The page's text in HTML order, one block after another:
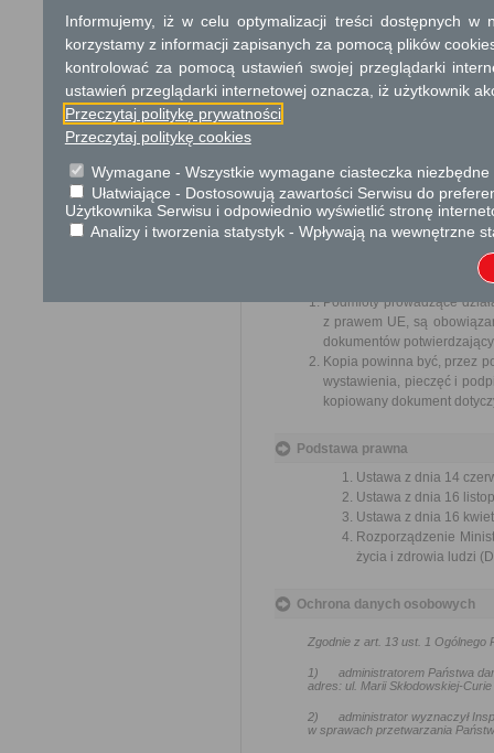
od opłat.
Skargi i wnioski
Przedmiotem wniosku
usprawnienie pracy i
Organ właściwy dla
miesiąca.
Podmioty prowadzące
z prawem UE, są
dokumentów
Kopia powinna być, przez
wystawienia, pieczęć i
kopiowany dokument
Podstawa prawna
Ustawa z dnia 14
Ustawa z dnia 16
Ustawa z dnia 16
Rozporządzenie
życia i zdrowia ludzi
Ochrona danych osobowych
Zgodnie z art. 13 ust. 1 Ogólnego
1) administratorem Państwa
adres: ul. Marii Skłodowskiej-
2) administrator wyznaczył
w sprawach przetwarzania
Informujemy, iż w celu optymalizacji treści dostępnych w
korzystamy z informacji zapisanych za pomocą plików
kontrolować za pomocą ustawień swojej przeglądarki
ustawień przeglądarki internetowej oznacza, iż użytkownik
Przeczytaj politykę prywatności
Przeczytaj politykę cookies
Wymagane - Wszystkie wymagane ciasteczka
Ułatwiające - Dostosowują zawartości Serwisu do
Użytkownika Serwisu i odpowiednio wyświetlić stronę
Analizy i tworzenia statystyk - Wpływają na wewnętrzne